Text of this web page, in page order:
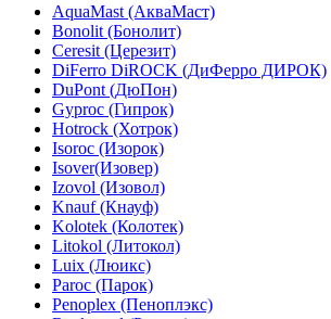
AquaMast (АкваМаст)
Bonolit (Бонолит)
Ceresit (Церезит)
DiFerro DiROCK (ДиФерро ДИРОК)
DuPont (ДюПон)
Gyproc (Гипрок)
Hotrock (Хотрок)
Isoroc (Изорок)
Isover(Изовер)
Izovol (Изовол)
Knauf (Кнауф)
Kolotek (Колотек)
Litokol (Литокол)
Luix (Люикс)
Paroc (Парок)
Penoplex (Пеноплэкс)